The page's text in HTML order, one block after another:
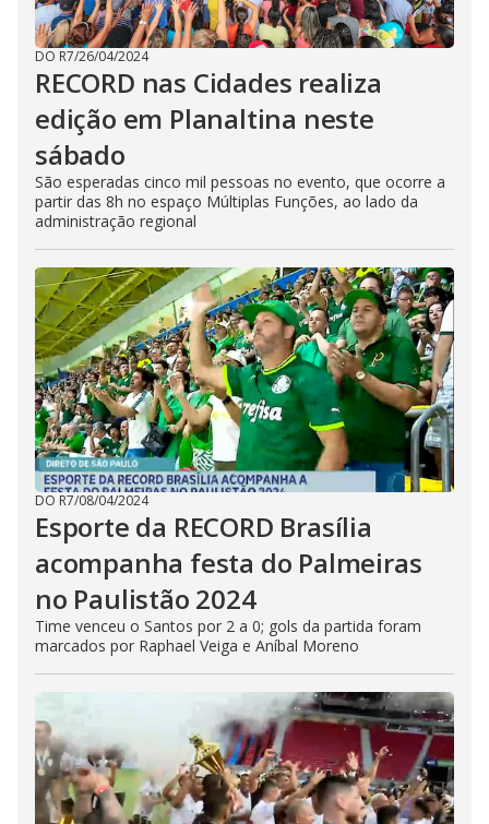
DO R7/26/04/2024
RECORD nas Cidades realiza
edição em Planaltina neste
sábado
São esperadas cinco mil pessoas no evento, que ocorre a
partir das 8h no espaço Múltiplas Funções, ao lado da
administração regional
DO R7/08/04/2024
Esporte da RECORD Brasília
acompanha festa do Palmeiras
no Paulistão 2024
Time venceu o Santos por 2 a 0; gols da partida foram
marcados por Raphael Veiga e Aníbal Moreno